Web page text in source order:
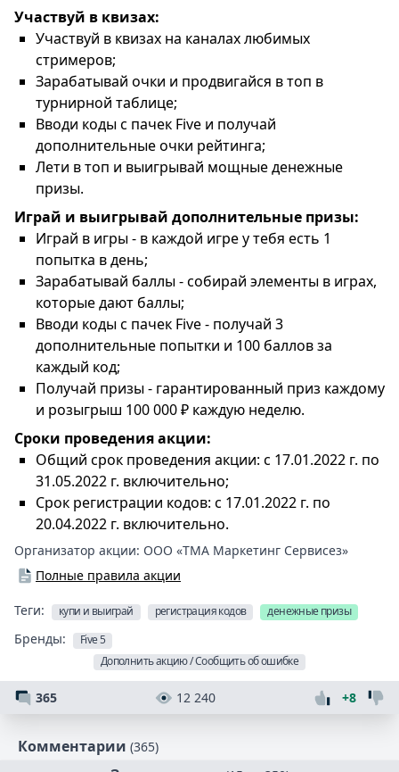
Участвуй в квизах:
Участвуй в квизах на каналах любимых
стримеров;
Зарабатывай очки и продвигайся в топ в
турнирной таблице;
Вводи коды с пачек Five и получай
дополнительные очки рейтинга;
Лети в топ и выигрывай мощные денежные
призы.
Играй и выигрывай дополнительные призы:
Играй в игры - в каждой игре у тебя есть 1
попытка в день;
Зарабатывай баллы - собирай элементы в играх,
которые дают баллы;
Вводи коды с пачек Five - получай 3
дополнительные попытки и 100 баллов за
каждый код;
Получай призы - гарантированный приз каждому
и розыгрыш 100 000 ₽ каждую неделю.
Сроки проведения акции:
Общий срок проведения акции: с 17.01.2022 г. по
31.05.2022 г. включительно;
Срок регистрации кодов: с 17.01.2022 г. по
20.04.2022 г. включительно.
Организатор акции: ООО «ТМА Маркетинг Сервисез»
Полные правила акции
Теги: купи и выиграй регистрация кодов денежные призы
Бренды:
Five 5
Дополнить акцию / Сообщить об ошибке
365 12 240 +8
Комментарии (365)